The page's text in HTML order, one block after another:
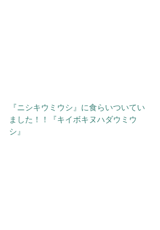
『ニシキウミウシ』に食らいついてい
ました！！『キイボキヌハダウミウ
シ』